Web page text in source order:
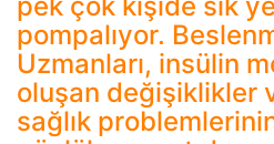
pompalıyor.
Uzmanları, insülin
oluşan değişiklikler
sağlık